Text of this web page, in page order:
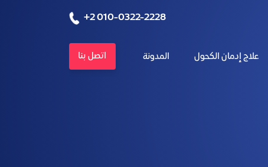
+2 010-0322-2228
علاج إدمان الكحول المدونة اتصل بنا